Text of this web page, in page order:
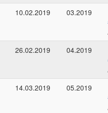
10.02.2019
03.2019
26.02.2019
04.2019
14.03.2019
05.2019